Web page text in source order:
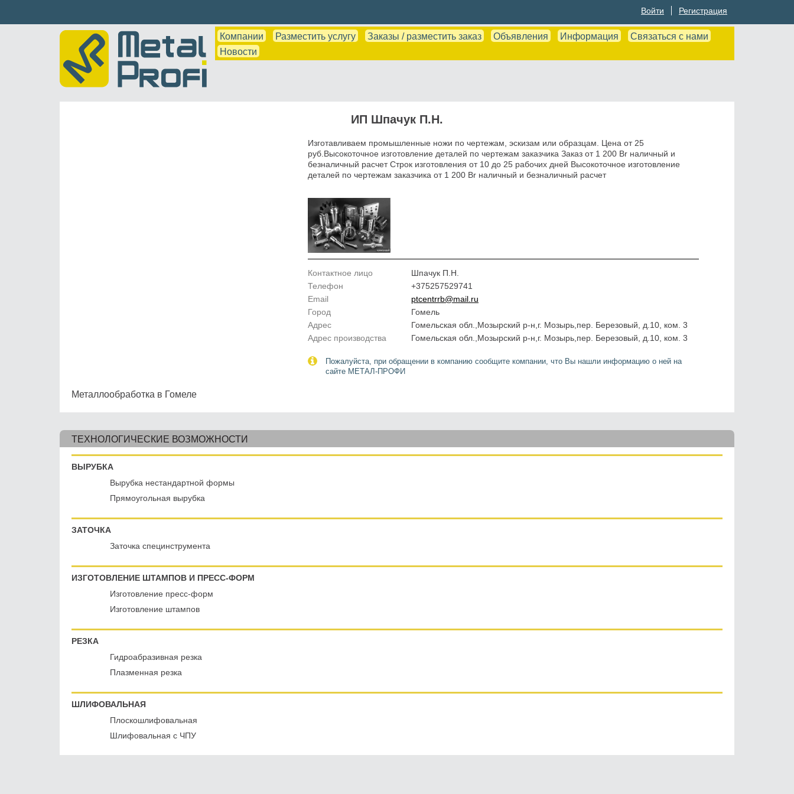
Войти Регистрация
Компании Разместить услугу Заказы / разместить заказ Объявления Информация
Связаться с нами
Новости
ИП Шпачук П.Н.
Металлообработка в Гомеле
Изготавливаем промышленные ножи по чертежам, эскизам или образцам. Цена от 25
руб.Высокоточное изготовление деталей по чертежам заказчика Заказ от 1 200 Br наличный и
безналичный расчет Строк изготовления от 10 до 25 рабочих дней Высокоточное изготовление
деталей по чертежам заказчика от 1 200 Br наличный и безналичный расчет
Контактное лицо
Шпачук П.Н.
Телефон
+375257529741
Email
ptcentrrb@mail.ru
Город
Гомель
Адрес
Гомельская обл.,Мозырский р-н,г. Мозырь,пер. Березовый, д.10, ком. 3
Адрес производства
Гомельская обл.,Мозырский р-н,г. Мозырь,пер. Березовый, д.10, ком. 3
Пожалуйста, при обращении в компанию сообщите компании, что Вы нашли информацию о ней на
сайте МЕТАЛ-ПРОФИ
ТЕХНОЛОГИЧЕСКИЕ ВОЗМОЖНОСТИ
ВЫРУБКА
Вырубка нестандартной формы
Прямоугольная вырубка
ЗАТОЧКА
Заточка специнструмента
ИЗГОТОВЛЕНИЕ ШТАМПОВ И ПРЕСС-ФОРМ
Изготовление пресс-форм
Изготовление штампов
РЕЗКА
Гидроабразивная резка
Плазменная резка
ШЛИФОВАЛЬНАЯ
Плоскошлифовальная
Шлифовальная с ЧПУ